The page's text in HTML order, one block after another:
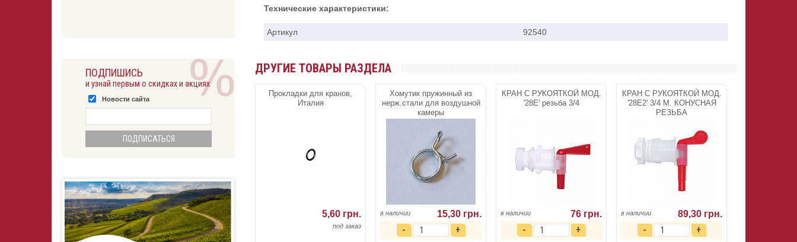
Технические характеристики:
Артикул 92540
ДРУГИЕ ТОВАРЫ РАЗДЕЛА
Прокладки для кранов,
Италия
5,60 грн.
под заказ
Хомутик пружинный из
нерж.стали для воздушной
камеры
в наличии 15,30 грн.
КРАН С РУКОЯТКОЙ МОД.
'28E' резьба 3/4
в наличии 76 грн.
КРАН С РУКОЯТКОЙ МОД.
'28E2' 3/4 М. КОНУСНАЯ
РЕЗЬБА
в наличии 89,30 грн.
ПОДПИШИСЬ
и узнай первым о скидках и акциях
Новости сайта